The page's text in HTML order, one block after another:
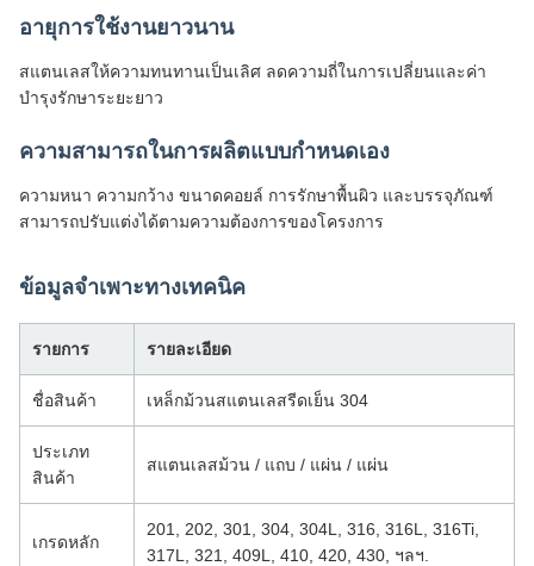
อายุการใช้งานยาวนาน
สแตนเลสให้ความทนทานเป็นเลิศ ลดความถี่ในการเปลี่ยนและค่า
บำรุงรักษาระยะยาว
ความสามารถในการผลิตแบบกำหนดเอง
ความหนา ความกว้าง ขนาดคอยล์ การรักษาพื้นผิว และบรรจุภัณฑ์
สามารถปรับแต่งได้ตามความต้องการของโครงการ
ข้อมูลจำเพาะทางเทคนิค
รายการ รายละเอียด
ชื่อสินค้า เหล็กม้วนสแตนเลสรีดเย็น 304
ประเภท
สินค้า
สแตนเลสม้วน / แถบ / แผ่น / แผ่น
เกรดหลัก
201, 202, 301, 304, 304L, 316, 316L, 316Ti,
317L, 321, 409L, 410, 420, 430, ฯลฯ.